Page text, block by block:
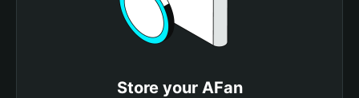
Store your AFan